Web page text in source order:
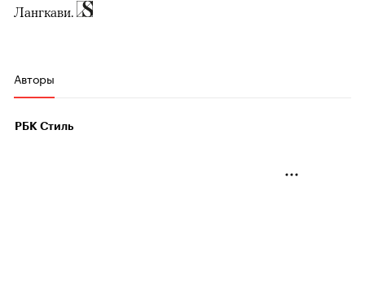
Лангкави.
Авторы
РБК Стиль